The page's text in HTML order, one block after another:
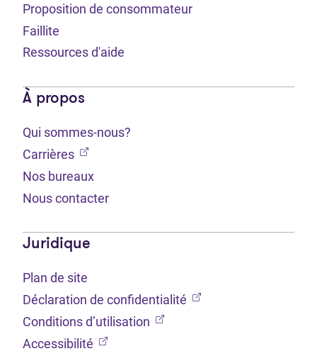
Proposition de consommateur
Faillite
Ressources d'aide
À propos
Qui sommes-nous?
Carrières (Ouvre dans un nouvel onglet)
Nos bureaux
Nous contacter
Juridique
Plan de site
Déclaration de confidentialité (Ouvre dans un
Conditions d’utilisation (Ouvre dans un nouvel
Accessibilité (Ouvre dans un nouvel onglet)